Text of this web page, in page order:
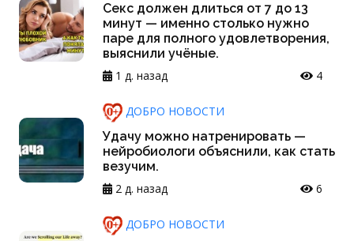
Секс должен длиться от 7 до 13
минут — именно столько нужно
паре для полного удовлетворения,
выяснили учёные.
1 д. назад
4
ДОБРО НОВОСТИ
Удачу можно натренировать —
нейробиологи объяснили, как стать
везучим.
2 д. назад
6
ДОБРО НОВОСТИ